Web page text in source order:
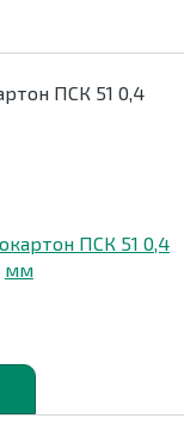
ПСК 51 0,4
В